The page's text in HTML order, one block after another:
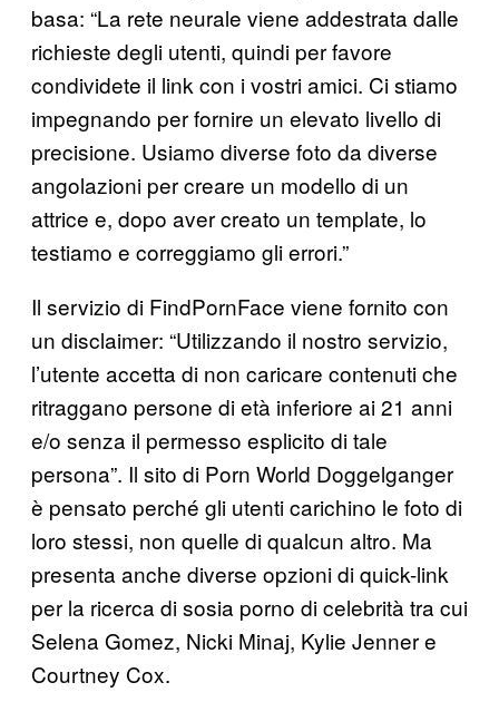
basa: “La rete neurale viene addestrata dalle
richieste degli utenti, quindi per favore
condividete il link con i vostri amici. Ci stiamo
impegnando per fornire un elevato livello di
precisione. Usiamo diverse foto da diverse
angolazioni per creare un modello di un
attrice e, dopo aver creato un template, lo
testiamo e correggiamo gli errori.”
Il servizio di FindPornFace viene fornito con
un disclaimer: “Utilizzando il nostro servizio,
l’utente accetta di non caricare contenuti che
ritraggano persone di età inferiore ai 21 anni
e/o senza il permesso esplicito di tale
persona”. Il sito di Porn World Doggelganger
è pensato perché gli utenti carichino le foto di
loro stessi, non quelle di qualcun altro. Ma
presenta anche diverse opzioni di quick-link
per la ricerca di sosia porno di celebrità tra cui
Selena Gomez, Nicki Minaj, Kylie Jenner e
Courtney Cox.